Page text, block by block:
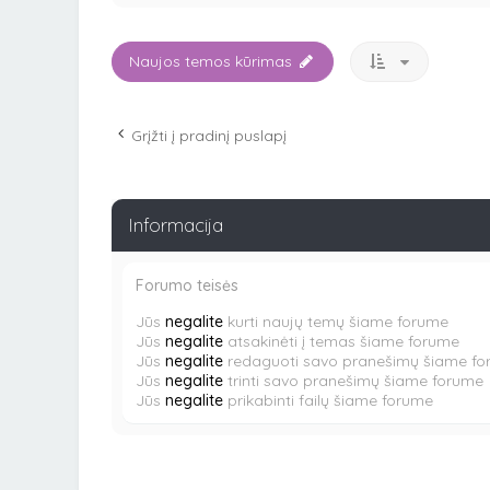
Naujos temos kūrimas
Grįžti į pradinį puslapį
Informacija
Forumo teisės
Jūs negalite kurti naujų temų šiame forume
Jūs negalite atsakinėti į temas šiame forume
Jūs negalite redaguoti savo pranešimų šiame
Jūs negalite trinti savo pranešimų šiame forume
Jūs negalite prikabinti failų šiame forume